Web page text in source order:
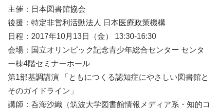
主催：日本図書館協会
後援：特定非営利活動法人 日本医療政策機構
日程：2017年10月13日（金） 13:30-16:30
会場：国立オリンピック記念青少年総合センター センタ
ー棟4階セミナーホール
第1部基調講演 「ともにつくる認知症にやさしい図書館と
そのガイドライン」
講師：呑海沙織（筑波大学図書館情報メディア系・知的コ